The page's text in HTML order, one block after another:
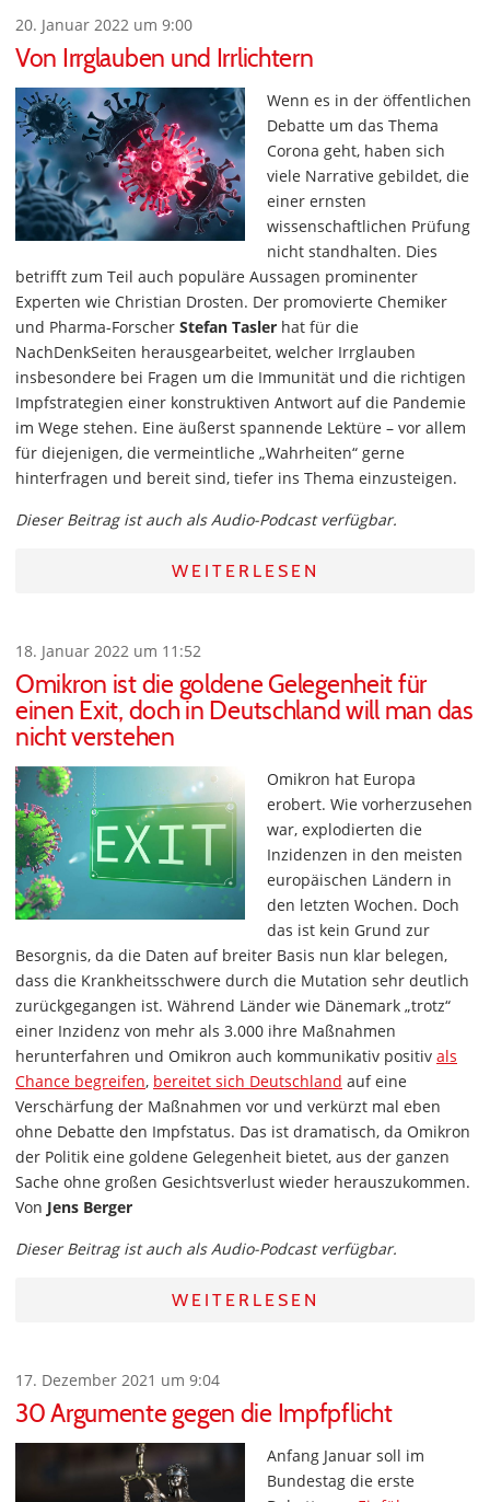
20. Januar 2022 um 9:00
Von Irrglauben und Irrlichtern
Wenn es in der öffentlichen
Debatte um das Thema
Corona geht, haben sich
viele Narrative gebildet, die
einer ernsten
wissenschaftlichen Prüfung
nicht standhalten. Dies
betrifft zum Teil auch populäre Aussagen prominenter
Experten wie Christian Drosten. Der promovierte Chemiker
und Pharma-Forscher Stefan Tasler hat für die
NachDenkSeiten herausgearbeitet, welcher Irrglauben
insbesondere bei Fragen um die Immunität und die richtigen
Impfstrategien einer konstruktiven Antwort auf die Pandemie
im Wege stehen. Eine äußerst spannende Lektüre – vor allem
für diejenigen, die vermeintliche „Wahrheiten“ gerne
hinterfragen und bereit sind, tiefer ins Thema einzusteigen.
Dieser Beitrag ist auch als Audio-Podcast verfügbar.
WEITERLESEN
18. Januar 2022 um 11:52
Omikron ist die goldene Gelegenheit für
einen Exit, doch in Deutschland will man das
nicht verstehen
Omikron hat Europa
erobert. Wie vorherzusehen
war, explodierten die
Inzidenzen in den meisten
europäischen Ländern in
den letzten Wochen. Doch
das ist kein Grund zur
Besorgnis, da die Daten auf breiter Basis nun klar belegen,
dass die Krankheitsschwere durch die Mutation sehr deutlich
zurückgegangen ist. Während Länder wie Dänemark „trotz“
einer Inzidenz von mehr als 3.000 ihre Maßnahmen
herunterfahren und Omikron auch kommunikativ positiv als
Chance begreifen, bereitet sich Deutschland auf eine
Verschärfung der Maßnahmen vor und verkürzt mal eben
ohne Debatte den Impfstatus. Das ist dramatisch, da Omikron
der Politik eine goldene Gelegenheit bietet, aus der ganzen
Sache ohne großen Gesichtsverlust wieder herauszukommen.
Von Jens Berger
Dieser Beitrag ist auch als Audio-Podcast verfügbar.
WEITERLESEN
17. Dezember 2021 um 9:04
30 Argumente gegen die Impfpflicht
Anfang Januar soll im
Bundestag die erste